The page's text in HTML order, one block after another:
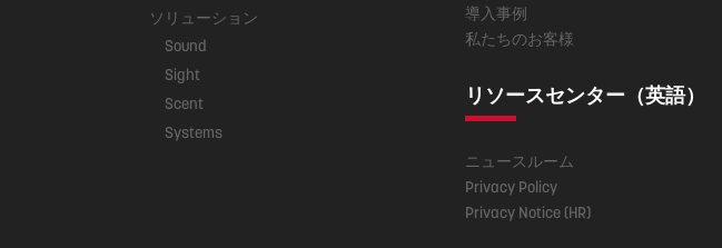
ソリューション
Sound
Sight
Scent
Systems
導入事例
私たちのお客様
リソースセンター（英語）
ニュースルーム
Privacy Policy
Privacy Notice (HR)